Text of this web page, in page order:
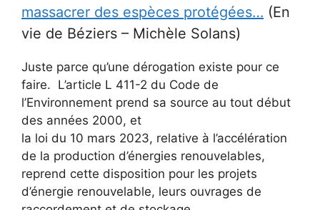
massacrer des espèces protégées… (En
vie de Béziers – Michèle Solans)
Juste parce qu’une dérogation existe pour ce
faire. L’article L 411-2 du Code de
l’Environnement prend sa source au tout début
des années 2000, et
la loi du 10 mars 2023, relative à l’accélération
de la production d’énergies renouvelables,
reprend cette disposition pour les projets
d’énergie renouvelable, leurs ouvrages de